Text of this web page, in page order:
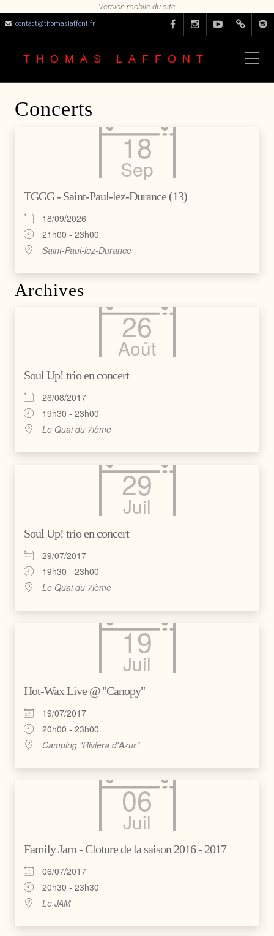
contact@thomaslaffont.fr
THOMAS LAFFONT
Concerts
18
Sep
TGGG - Saint-Paul-lez-Durance (13)
18/09/2026
21h00 - 23h00
Saint-Paul-lez-Durance
Archives
26
Août
Soul Up! trio en concert
26/08/2017
19h30 - 23h00
Le Quai du 7ième
29
Juil
Soul Up! trio en concert
29/07/2017
19h30 - 23h00
Le Quai du 7ième
19
Juil
Hot-Wax Live @ "Canopy"
19/07/2017
20h00 - 23h00
Camping "Riviera d'Azur"
06
Juil
Family Jam - Cloture de la saison 2016 - 2017
06/07/2017
20h30 - 23h30
Le JAM